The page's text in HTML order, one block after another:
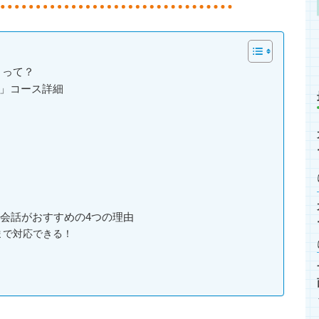
て？
コース詳細
話がおすすめの4つの理由
対応できる！